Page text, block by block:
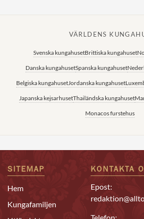
VÄRLDENS
Svenska kungahusetBrittiska kungahuset
Danska kungahusetSpanska kungahuset
Belgiska kungahusetJordanska kungahuset
Japanska kejsarhusetThailändska kungahuset
Monacos furstehus
SITEMAP
Hem
Kungafamiljen
KONTAKTA
Epost: